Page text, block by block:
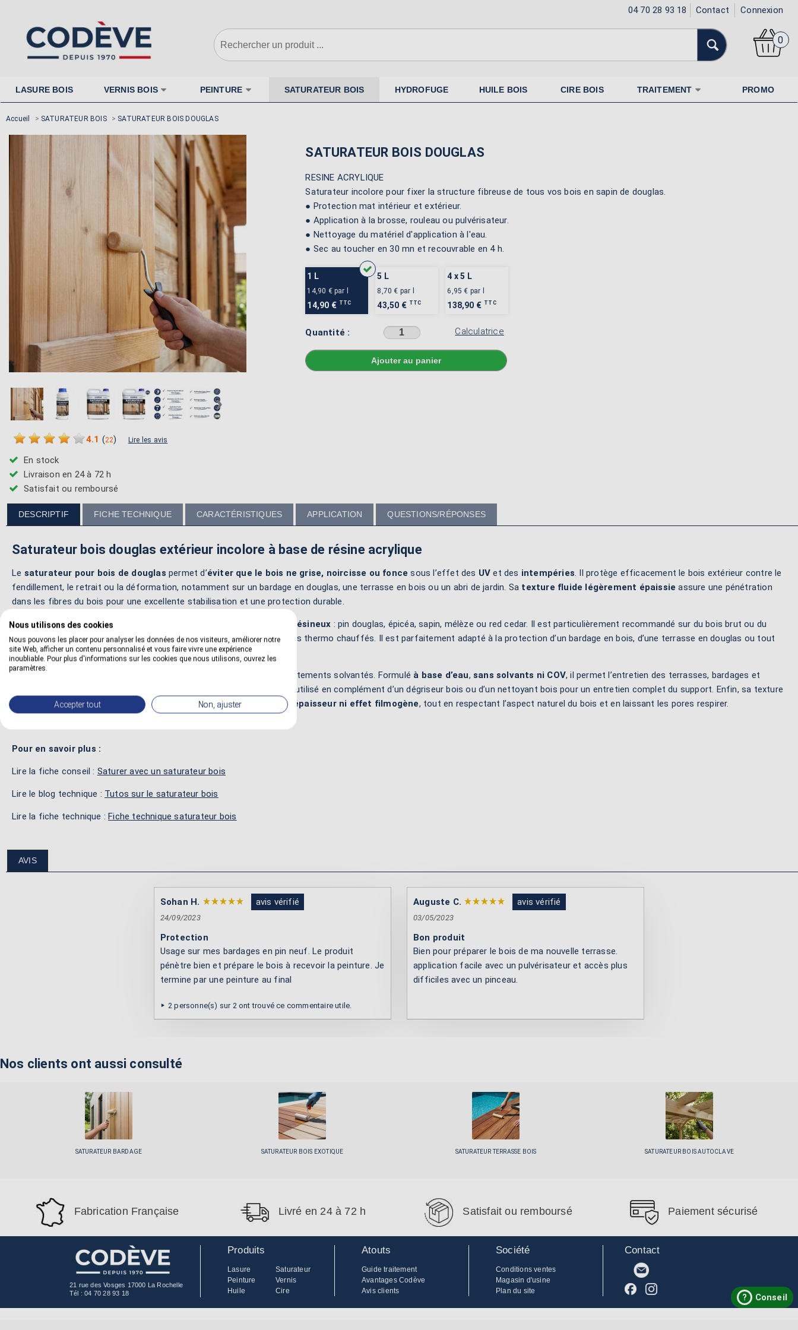
04 70 28 93 18 Contact Connexion
0
LASURE BOIS VERNIS BOIS PEINTURE SATURATEUR BOIS HYDROFUGE HUILE BOIS CIRE BOIS TRAITEMENT PROMO
Accueil > SATURATEUR BOIS > SATURATEUR BOIS DOUGLAS
›
4.1 (22) Lire les avis
En stock
Livraison en 24 à 72 h
Satisfait ou remboursé
SATURATEUR BOIS DOUGLAS
RESINE ACRYLIQUE
Saturateur incolore pour fixer la structure fibreuse de tous vos bois en sapin de douglas.
● Protection mat intérieur et extérieur.
● Application à la brosse, rouleau ou pulvérisateur.
● Nettoyage du matériel d'application à l'eau.
● Sec au toucher en 30 mn et recouvrable en 4 h.
1 L
14,90 €par l
14,90 € TTC
5 L
8,70 € par l
43,50 € TTC
4 x 5 L
6,95 € par l
138,90 € TTC
Quantité : Calculatrice
Sélectionner une couleur avant d'ajouter au panier
DESCRIPTIF FICHE TECHNIQUE CARACTÉRISTIQUES APPLICATION QUESTIONS/RÉPONSES
Saturateur bois douglas extérieur incolore à base de résine acrylique
Le saturateur pour bois de douglas permet d’éviter que le bois ne grise, noircisse ou fonce sous l’effet des UV et des intempéries. Il protège efficacement le bois extérieur contre le
fendillement, le retrait ou la déformation, notamment sur un bardage en douglas, une terrasse en bois ou un abri de jardin. Sa texture fluide légèrement épaissie assure une pénétration
dans les fibres du bois pour une excellente stabilisation et une protection durable.
Ce saturateur spécial bois douglas convient à tous les types de bois résineux : pin douglas, épicéa, sapin, mélèze ou red cedar. Il est particulièrement recommandé sur du bois brut ou du
douglas neuf, qu’il soit traité ou non en autoclave, ainsi que sur les bois thermo chauffés. Il est parfaitement adapté à la protection d’un bardage en bois, d’une terrasse en douglas ou tout
autre bois extérieur exposé aux agressions climatiques.
aux traitements solvantés. Formulé à base d’eau,sans solvants ni COV, il permet l’entretien des terrasses, bardages et
autres structures en bois brut sans émanations toxiques. Il peut être utilisé en complément d’un dégriseur bois ou d’un nettoyant bois pour un entretien complet du support. Enfin, sa texture
fluide permet une application facile dans le sens des fibres,
sans surépaisseur ni effet filmogène, tout en respectant l’aspect naturel du bois et en laissant les pores respirer.
Pour en savoir plus :
Lire la fiche conseil : Saturer avec un saturateur bois
Lire le blog technique : Tutos sur le saturateur bois
Lire la fiche technique :Fiche technique saturateur bois
AVIS
Sohan H. avis vérifié
24/09/2023
Protection
Usage sur mes bardages en pin neuf. Le produit
pénètre bien et prépare le bois à recevoir la peinture. Je
termine par une peinture au final
2 personne(s) sur 2 ont trouvé ce commentaire utile.
Auguste C. avis vérifié
03/05/2023
Bon produit
Bien pour préparer le bois de ma nouvelle terrasse.
application facile avec un pulvérisateur et accès plus
difficiles avec un pinceau.
Nos clients ont aussi consulté
SATURATEUR BARDAGE SATURATEUR BOIS EXOTIQUE SATURATEUR TERRASSE BOIS SATURATEUR BOIS AUTOCLAVE
nécessaire
Fabrication Française Livré en 24 à 72 h Satisfait ou remboursé Paiement sécurisé
21 rue des Vosges 17000 La Rochelle
Tél :04 70 28 93 18
Produits
Lasure
Saturateur
Peinture
Vernis
Huile
Cire
Atouts
Guide traitement
Avantages Codève
Avis clients
Société
Conditions ventes
Magasin d'usine
Plan du site
Contact
? Conseil
Nous utilisons des cookies
Nous pouvons les placer pour analyser les données de nos visiteurs, améliorer notre
site Web, afficher un contenu personnalisé et vous faire vivre une expérience
inoubliable. Pour plus d'informations sur les cookies que nous utilisons, ouvrez les
paramètres.
Accepter tout Non, ajuster